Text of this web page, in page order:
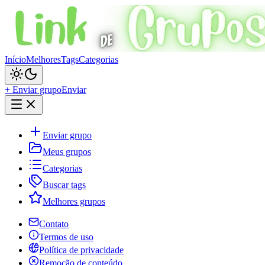
InícioMelhoresTagsCategorias
+ Enviar grupoEnviar
Enviar grupo
Meus grupos
Categorias
Buscar tags
Melhores grupos
Contato
Termos de uso
Política de privacidade
Remoção de conteúdo